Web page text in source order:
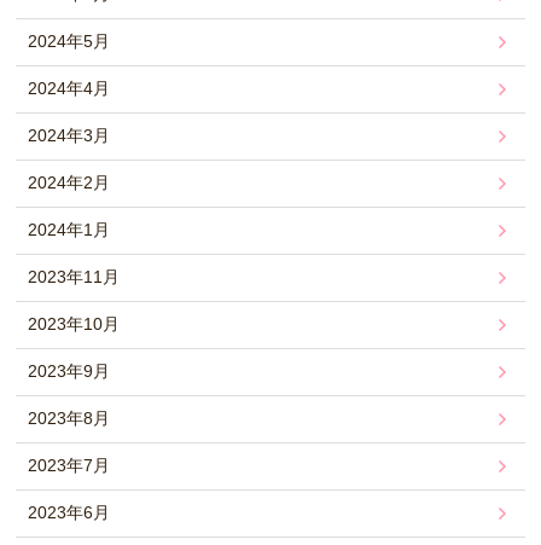
2024年5月
2024年4月
2024年3月
2024年2月
2024年1月
2023年11月
2023年10月
2023年9月
2023年8月
2023年7月
2023年6月